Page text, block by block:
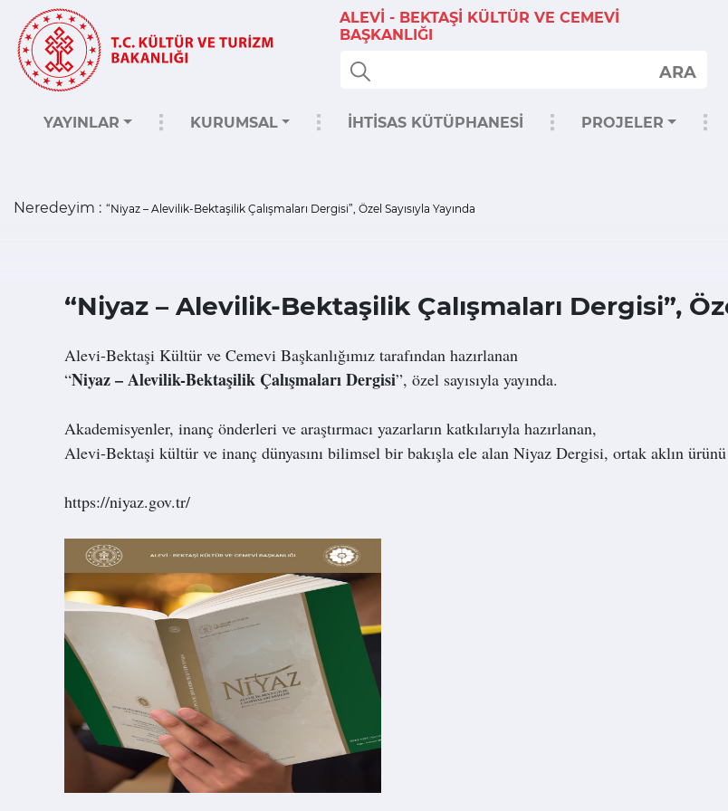
ALEVİ - BEKTAŞİ KÜLTÜR VE CEMEVİ
BAŞKANLIĞI
ARA
YAYINLAR KURUMSAL İHTİSAS KÜTÜPHANESİ PROJELER
Neredeyim : “Niyaz – Alevilik-Bektaşilik Çalışmaları Dergisi”, Özel Sayısıyla Yayında
“Niyaz – Alevilik-Bektaşilik Çalışmaları Dergisi”,
Alevi-Bektaşi Kültür ve Cemevi Başkanlığımız tarafından hazırlanan
“Niyaz – Alevilik-Bektaşilik Çalışmaları Dergisi”, özel sayısıyla yayında.
Akademisyenler, inanç önderleri ve araştırmacı yazarların katkılarıyla hazırlanan,
Alevi-Bektaşi kültür ve inanç dünyasını bilimsel bir bakışla ele alan Niyaz Dergisi, ortak aklın
https://niyaz.gov.tr/